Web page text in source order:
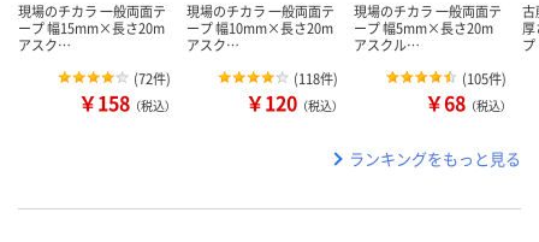
現場のチカラ 一般両面テ
ープ 幅15mm×長さ20m
アスク…
(72件)
￥158 （税込）
現場のチカラ 一般両面テ
ープ 幅10mm×長さ20m
アスク…
(118件)
￥120 （税込）
現場のチカラ 一般両面テ
ープ 幅5mm×長さ20m
アスクル…
(105件)
￥68 （税込）
古
プ
ランキングをもっと見る